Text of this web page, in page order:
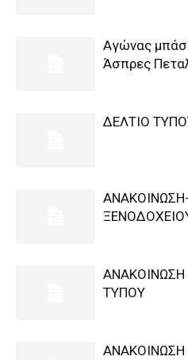
Αγώνας
Άσπρες
ΔΕΛΤΙΟ
ΤΥΠΟΥ